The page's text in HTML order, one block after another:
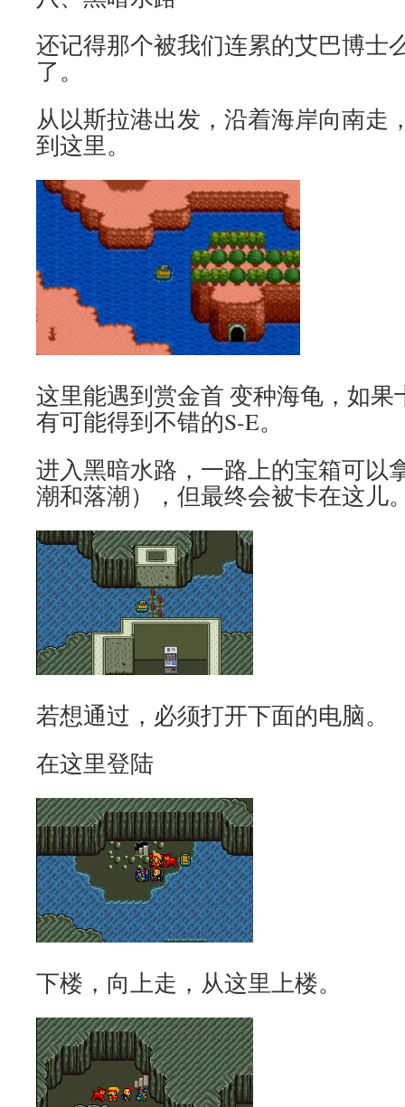
还记得那个被我们连累的艾巴博士
了。
从以斯拉港出发，沿着海岸向南走
到这里。
这里能遇到赏金首 变种海龟，如
有可能得到不错的S-E。
进入黑暗水路，一路上的宝箱可以
潮和落潮），但最终会被卡在这儿
若想通过，必须打开下面的电脑。
在这里登陆
下楼，向上走，从这里上楼。